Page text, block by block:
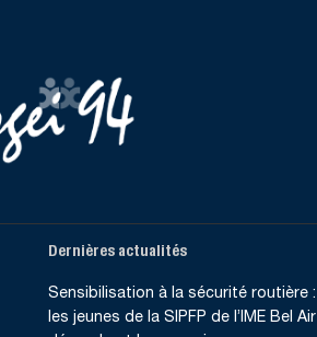
Dernières actualités
Sensibilisation à la sécurité routière :
les jeunes de la SIPFP de l’IME Bel Air